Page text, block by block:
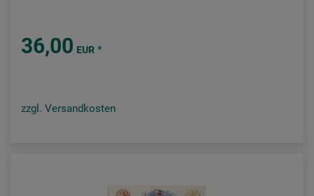
36,00 EUR *
zzgl. Versandkosten